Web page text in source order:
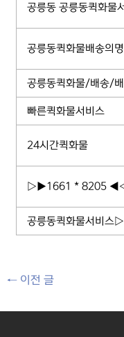
공릉동 공릉동퀵화물
공릉동퀵화물배송의
공릉동퀵화물/배송/
빠른퀵화물서비스
24시간퀵화물
▷▶1661 * 8205
공릉동퀵화물서비
← 이전 글